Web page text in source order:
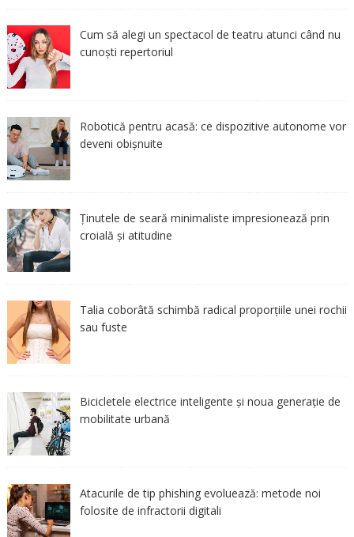
Cum să alegi un spectacol de teatru atunci când nu
cunoști repertoriul
Robotică pentru acasă: ce dispozitive autonome vor
deveni obișnuite
Ținutele de seară minimaliste impresionează prin
croială și atitudine
Talia coborâtă schimbă radical proporțiile unei rochii
sau fuste
Bicicletele electrice inteligente și noua generație de
mobilitate urbană
Atacurile de tip phishing evoluează: metode noi
folosite de infractorii digitali